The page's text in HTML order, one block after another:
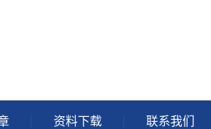
资料下载 联系我们